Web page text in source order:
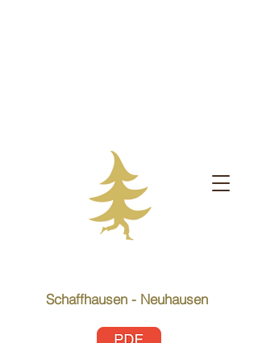
Schaffhausen - Neuhausen